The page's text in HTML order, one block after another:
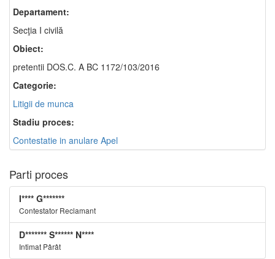
Departament:
Secţia I civilă
Obiect:
pretentii DOS.C. A BC 1172/103/2016
Categorie:
Litigii de munca
Stadiu proces:
Contestatie in anulare Apel
Parti proces
I**** G*******
Contestator Reclamant
D******* S****** N****
Intimat Pârât